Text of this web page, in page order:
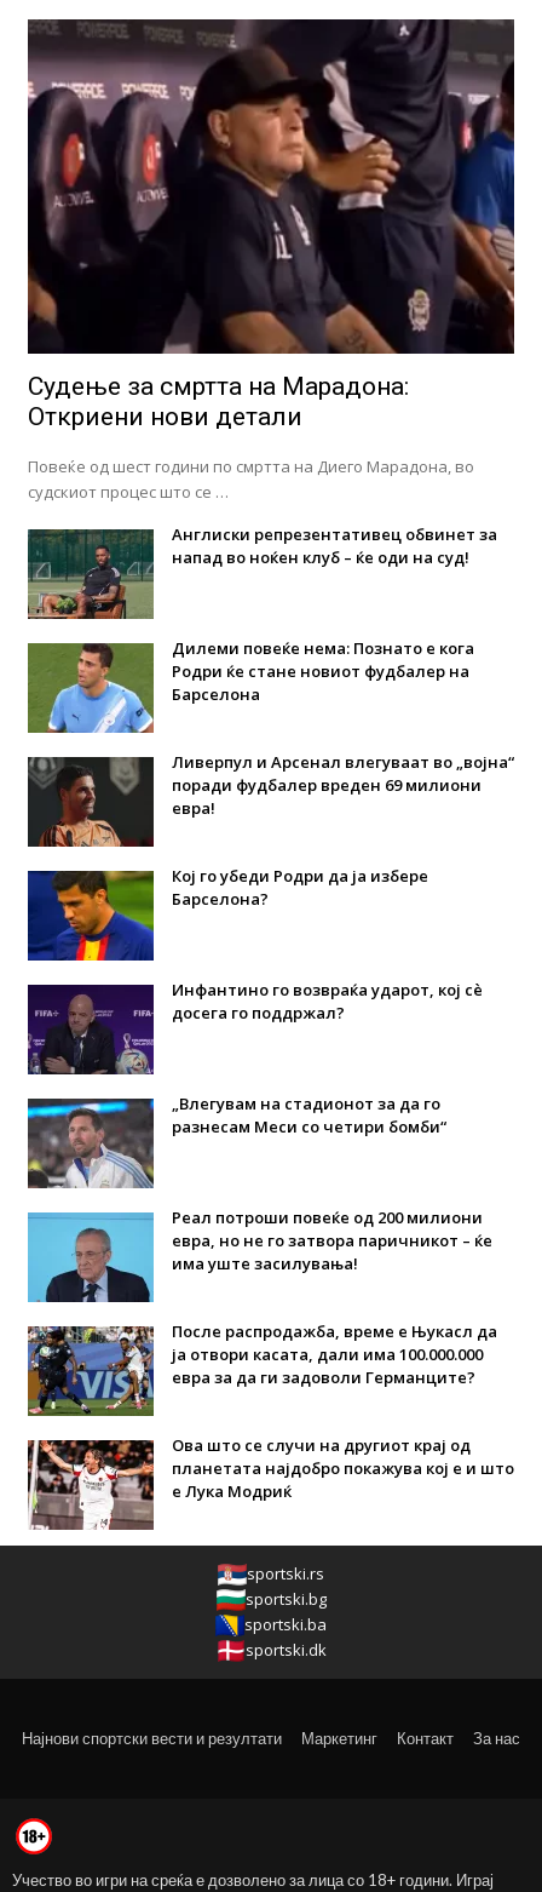
Судење за смртта на Марадона:
Откриени нови детали
Повеќе од шест години по смртта на Диего Марадона, во
судскиот процес што се …
Англиски репрезентативец обвинет за
напад во ноќен клуб – ќе оди на суд!
Дилеми повеќе нема: Познато е кога
Родри ќе стане новиот фудбалер на
Барселона
Ливерпул и Арсенал влегуваат во „војна“
поради фудбалер вреден 69 милиони
евра!
Кој го убеди Родри да ја избере
Барселона?
Инфантино го возвраќа ударот, кој сè
досега го поддржал?
„Влегувам на стадионот за да го
разнесам Меси со четири бомби“
Реал потроши повеќе од 200 милиони
евра, но не го затвора паричникот – ќе
има уште засилувања!
После распродажба, време е Њукасл да
ја отвори касата, дали има 100.000.000
евра за да ги задоволи Германците?
Ова што се случи на другиот крај од
планетата најдобро покажува кој е и што
е Лука Модриќ
sportski.rs
sportski.bg
sportski.ba
sportski.dk
Најнови спортски вести и резултати Маркетинг Контакт За нас
Учество во игри на среќа е дозволено за лица со 18+ години. Играј